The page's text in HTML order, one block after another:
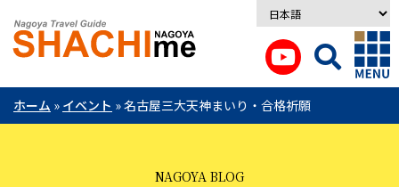
ホーム » イベント »名古屋三大天神まいり・合格祈願
NAGOYA BLOG